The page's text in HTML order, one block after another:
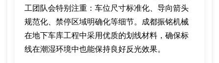
工团队会特别注重：车位尺寸标准化、导向箭头
规范化、禁停区域明确化等细节。成都振铭机械
在地下车库工程中采用优质的划线材料，确保标
线在潮湿环境中也能保持良好反光效果。